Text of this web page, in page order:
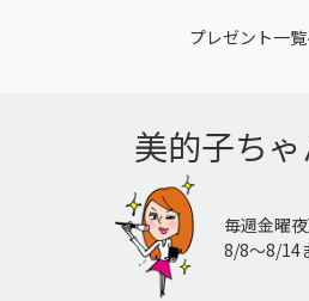
プレゼント一
美的子ち
毎週金曜夜
8/8〜8/14